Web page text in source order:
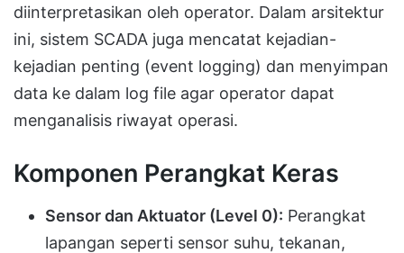
diinterpretasikan oleh operator. Dalam arsitektur
ini, sistem SCADA juga mencatat kejadian-
kejadian penting (event logging) dan menyimpan
data ke dalam log file agar operator dapat
menganalisis riwayat operasi.
Komponen Perangkat Keras
Sensor dan Aktuator (Level 0): Perangkat
lapangan seperti sensor suhu, tekanan,